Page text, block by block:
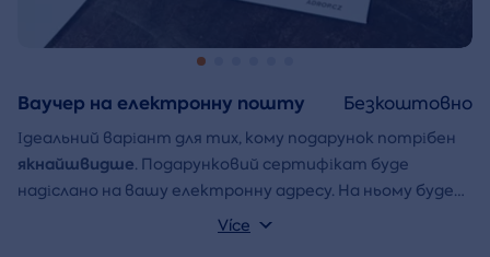
Ваучер на електронну пошту
Ідеальний варіант для тих, кому подарунок потрібен
якнайшвидше. Подарунковий сертифікат буде
надіслано на вашу електронну адресу. На ньому буде
ваше ім'я та напис, який ви можете написати
Více
Безкоштовно